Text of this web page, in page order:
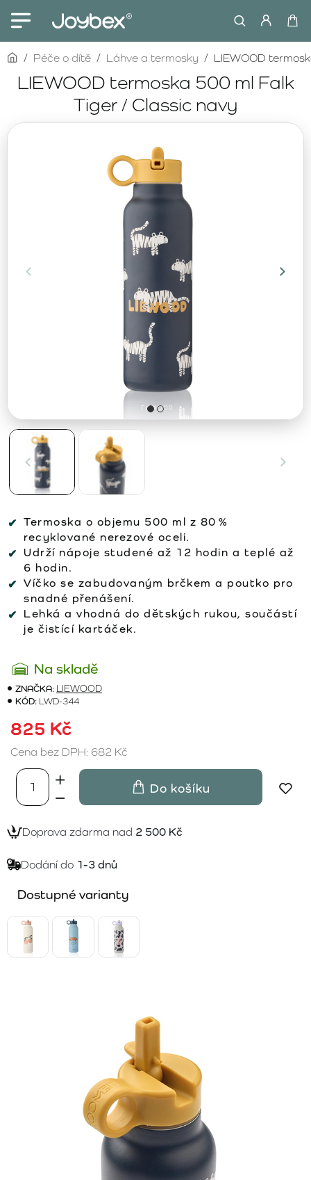
LIEWOOD termoska 500 ml Falk
Tiger / Classic navy
homePéče o dítě Láhve a termosky LIEWOOD
Termoska o objemu 500 ml z 80 %
recyklované nerezové oceli.
Udrží nápoje studené až 12 hodin a teplé až
6 hodin.
Víčko se zabudovaným brčkem a poutko pro
snadné přenášení.
Lehká a vhodná do dětských rukou, součástí
je čistící kartáček.
Na skladě
ZNAČKA: LIEWOOD
KÓD: LWD-344
825 Kč
Cena bez DPH: 682 Kč
Do košíku
Doprava zdarma nad 2 500 Kč
Dodání do 1-3 dnů
Dostupné varianty